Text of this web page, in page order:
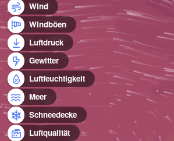
Wind
Windböen
Luftdruck
Gewitter
Luftfeuchtigkeit
Meer
Schneedecke
Luftqualität